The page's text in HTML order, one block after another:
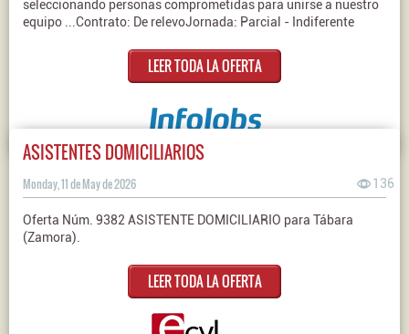
seleccionando personas comprometidas para unirse a nuestro
equipo ...Contrato: De relevoJornada: Parcial - Indiferente
LEER TODA LA OFERTA
ASISTENTES DOMICILIARIOS
Monday, 11 de May de 2026 136
Oferta Núm. 9382 ASISTENTE DOMICILIARIO para Tábara
(Zamora).
LEER TODA LA OFERTA